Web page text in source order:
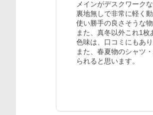
メインがデスクワーク
裏地無しで非常に軽く
使い勝手の良さそうな物
また、真冬以外これ1枚
色味は、口コミにもあ
また、春夏物のシャツ
られると思います。